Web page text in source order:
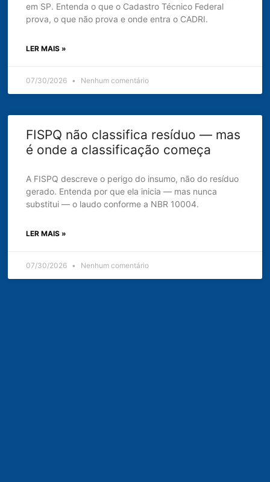
em SP. Entenda o que o Cadastro Técnico Federal
prova, o que não prova e onde entra o CADRI.
LER MAIS »
07/30/2026 Nenhum comentário
FISPQ não classifica resíduo — mas
é onde a classificação começa
A FISPQ descreve o perigo do insumo, não do resíduo
gerado. Entenda por que ela inicia — mas nunca
substitui — o laudo conforme a NBR 10004.
LER MAIS »
07/30/2026 Nenhum comentário